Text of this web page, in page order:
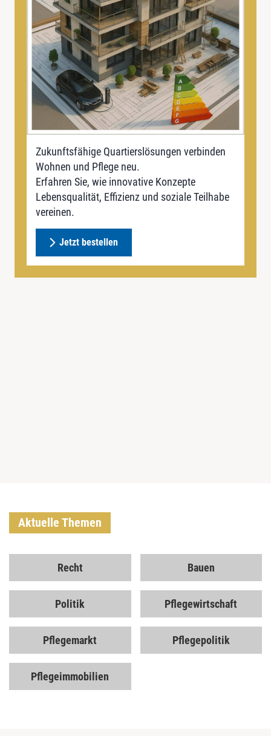
Zukunftsfähige Quartierslösungen verbinden
Wohnen und Pflege neu.
Erfahren Sie, wie innovative Konzepte
Lebensqualität, Effizienz und soziale Teilhabe
vereinen.
Jetzt bestellen
Aktuelle Themen
Recht Bauen
Politik Pflegewirtschaft
Pflegemarkt Pflegepolitik
Pflegeimmobilien